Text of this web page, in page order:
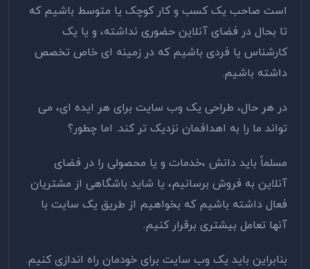
است صاحب یک کسب و کار کوچک یا متوسط باشیم که
تا بحال در فضای آنلاین حضوری نداشته، و یا یک
کارشناس یا فردی باشیم که در زمینه ای خاص تخصص
داشته باشیم.
در هر حال، طراحی یک وب سایت برای هر ایده ای، می
تواند ما را به اهدافمان نزدیک تر کند. اما چطور؟
مسلماً باید دانش ،خدمات و یا محصولی را در فضای
آنلاین به فروش برسانیم، یا شاید باشگاهی از مشتریان
فعال داشته باشیم که بخواهیم از طریق یک سایت با
آنها تعامل بیشتری برقرار کنیم.
بنابراین باید یک وب سایت برای خودمان راه اندازی کنیم.